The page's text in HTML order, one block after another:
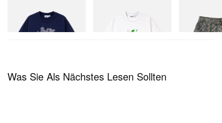
Hammer Tee
Jetzt einkaufen
Jetzt einkaufen
Was Sie Als Nächstes Lesen Sollten